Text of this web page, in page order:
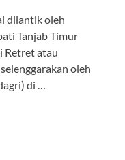
dilantik oleh
Tanjab Timur
Retret atau
oleh
di …